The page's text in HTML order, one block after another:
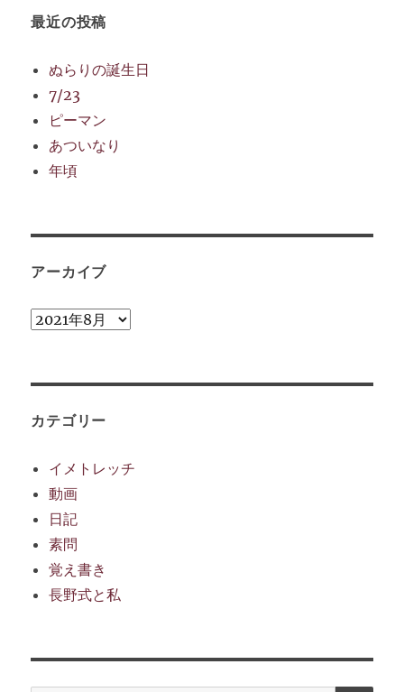
最近の投稿
ぬらりの誕生日
7/23
ピーマン
あついなり
年頃
アーカイブ
ア
ブ
カテゴリー
イメトレッチ
動画
日記
素問
覚え書き
長野式と私